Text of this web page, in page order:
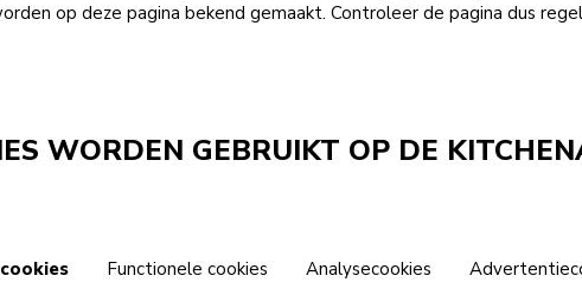
op deze pagina bekend gemaakt. Controleer de pagina dus
WORDEN GEBRUIKT OP DE
Functionele cookies Analysecookies